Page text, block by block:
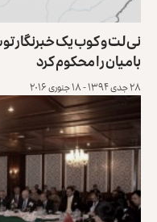
نی لت و کوب یک خبرنگار
بامیان را محکوم کرد
۲۸ جدی ۱۳۹۴ - ۱۸ جنوری ۲۰۱۶